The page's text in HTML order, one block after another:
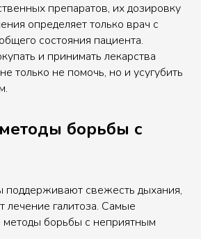
препаратов, их дозировку
определяет только врач с
состояния пациента.
и принимать лекарства
только не помочь, но и усугубить
борьбы с
свежесть дыхания,
лечение галитоза. Самые
методы борьбы с неприятным